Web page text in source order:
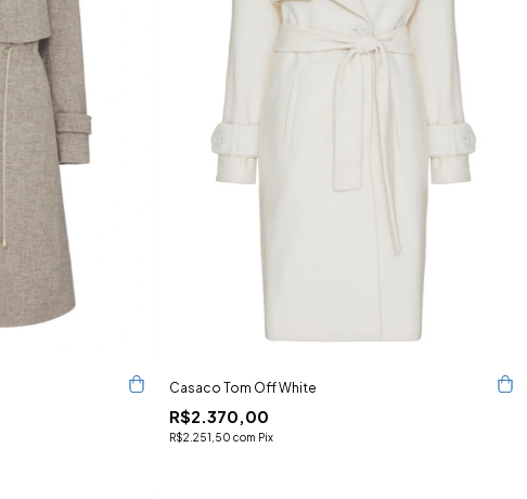
Casaco Tom Off White
R$2.370,00
R$2.251,50com Pix